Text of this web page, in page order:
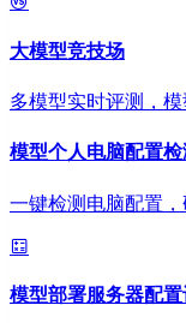
大模型竞技场
多模型实时评测，
模型个人电脑配置
一键检测电脑配置
模型部署服务器配